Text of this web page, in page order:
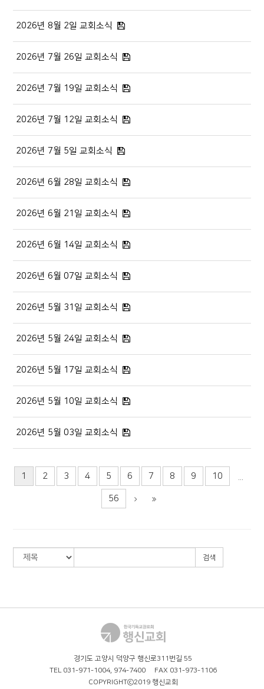
2026년 8월 2일 교회소식
2026년 7월 26일 교회소식
2026년 7월 19일 교회소식
2026년 7월 12일 교회소식
2026년 7월 5일 교회소식
2026년 6월 28일 교회소식
2026년 6월 21일 교회소식
2026년 6월 14일 교회소식
2026년 6월 07일 교회소식
2026년 5월 31일 교회소식
2026년 5월 24일 교회소식
2026년 5월 17일 교회소식
2026년 5월 10일 교회소식
2026년 5월 03일 교회소식
1 2 3 4 5 6 7 8 9 10
56
검색
경기도 고양시 덕양구 행신로311번길 55
TEL 031-971-1004, 974-7400 FAX 031-973-1106
COPYRIGHTⓒ2019 행신교회